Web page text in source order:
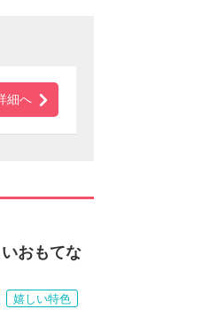
細へ
おもてな
嬉しい特色